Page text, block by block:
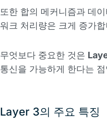
또한 합의 메커니즘과 데
워크 처리량은 크게 증가
무엇보다 중요한 것은
통신을 가능하게 한다는
Layer 3의 주요 특징